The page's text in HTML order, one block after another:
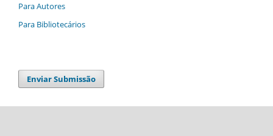
Para Autores
Para Bibliotecários
Enviar Submissão